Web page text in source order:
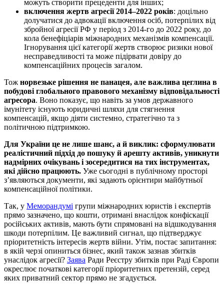
можуть створити прецеденти для інших;
включення жертв агресії 2014–2022 років: доцільно
долучатися до адвокації включення осіб, потерпілих від
збройної агресії РФ у період з 2014-го до 2022 року, до
кола бенефіціарів міжнародних механізмів компенсації.
Ігнорування цієї категорії жертв створює ризики нової
несправедливості та може підірвати довіру до
компенсаційних процесів загалом.
Тож норвезьке рішення не панацея, але важлива цеглина в
побудові глобального правового механізму відповідальності
агресора. Воно показує, що навіть за умов державного
імунітету існують юридичні шляхи для стягнення
компенсацій, якщо діяти системно, стратегічно та з
політичною підтримкою.
Для України це не лише шанс, а й виклик: сформулювати
реалістичний підхід до пошуку й арешту активів, уникнути
надмірних очікувань і зосередитися на тих інструментах,
які дійсно працюють. Уже сьогодні в публічному просторі
з’являються документи, які задають орієнтири майбутньої
компенсаційної політики.
Так, у Меморандумі групи міжнародних юристів і експертів
прямо зазначено, що кошти, отримані внаслідок конфіскації
російських активів, мають бути спрямовані на відшкодування
шкоди потерпілим. Це важливий сигнал, що підтверджує
пріоритетність інтересів жертв війни. Утім, постає запитання:
в якій черзі опиниться бізнес, який також зазнав збитків
унаслідок агресії? Заява Ради Реєстру збитків при Раді Європи
окреслює початкові категорії пріоритетних претензій, серед
яких приватний сектор прямо не згадується.